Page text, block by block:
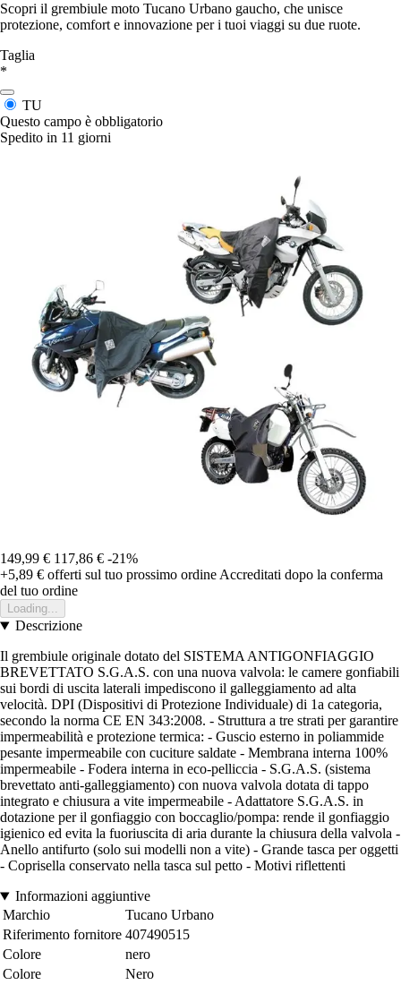
Scopri il grembiule moto Tucano Urbano gaucho, che unisce
protezione, comfort e innovazione per i tuoi viaggi su due ruote.
Taglia
*
TU
Questo campo è obbligatorio
Spedito in 11 giorni
149,99 € 117,86 € -21%
+5,89 € offerti sul tuo prossimo ordine Accreditati dopo la conferma
del tuo ordine
Loading...
Descrizione
Il grembiule originale dotato del SISTEMA ANTIGONFIAGGIO
BREVETTATO S.G.A.S. con una nuova valvola: le camere gonfiabili
sui bordi di uscita laterali impediscono il galleggiamento ad alta
velocità. DPI (Dispositivi di Protezione Individuale) di 1a categoria,
secondo la norma CE EN 343:2008. - Struttura a tre strati per garantire
impermeabilità e protezione termica: - Guscio esterno in poliammide
pesante impermeabile con cuciture saldate - Membrana interna 100%
impermeabile - Fodera interna in eco-pelliccia - S.G.A.S. (sistema
brevettato anti-galleggiamento) con nuova valvola dotata di tappo
integrato e chiusura a vite impermeabile - Adattatore S.G.A.S. in
dotazione per il gonfiaggio con boccaglio/pompa: rende il gonfiaggio
igienico ed evita la fuoriuscita di aria durante la chiusura della valvola -
Anello antifurto (solo sui modelli non a vite) - Grande tasca per oggetti
- Coprisella conservato nella tasca sul petto - Motivi riflettenti
Informazioni aggiuntive
Marchio
Tucano Urbano
Riferimento fornitore 407490515
Colore
nero
Colore
Nero